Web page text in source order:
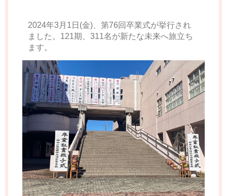
2024年3月1日(金)、第76回卒業式が挙行され
ました。121期、311名が新たな未来へ旅立ち
ます。